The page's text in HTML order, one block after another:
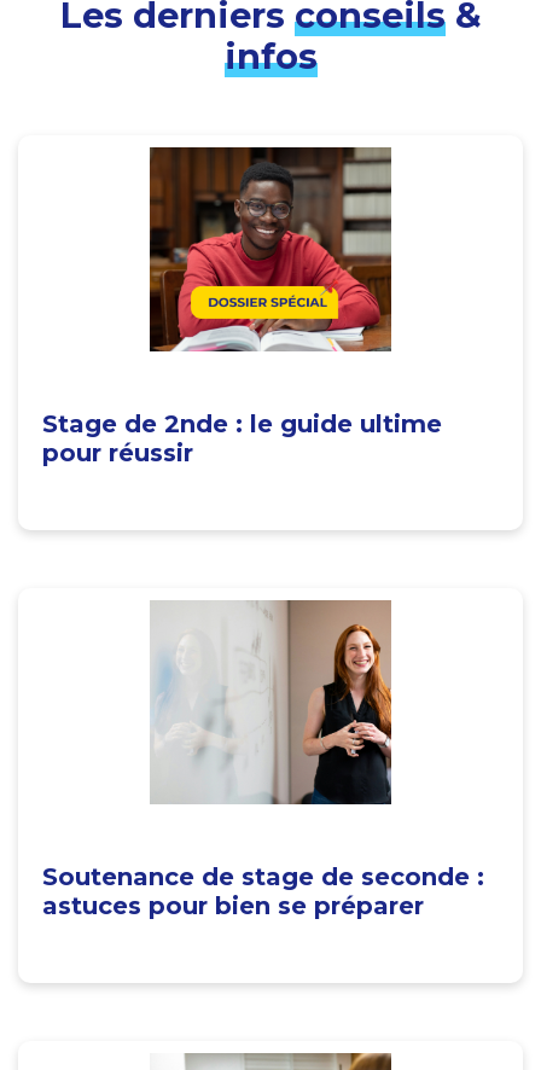
Les derniers conseils&
infos
Stage de 2nde : le guide ultime
pour réussir
Soutenance de stage de seconde :
astuces pour bien se préparer